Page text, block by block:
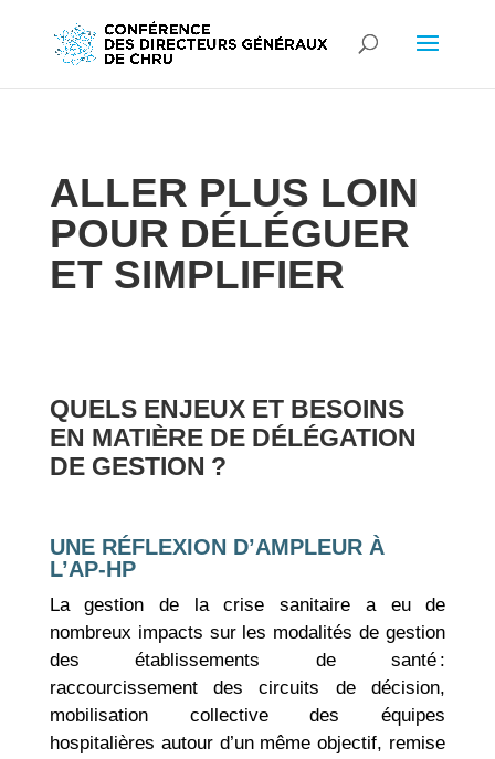
ALLER PLUS LOIN
POUR DÉLÉGUER
ET SIMPLIFIER
QUELS ENJEUX ET BESOINS
EN MATIÈRE DE DÉLÉGATION
DE GESTION ?
UNE RÉFLEXION D’AMPLEUR À
L’AP-HP
La gestion de la crise sanitaire a eu de
nombreux impacts sur les modalités de gestion
des établissements de santé :
raccourcissement des circuits de décision,
mobilisation collective des équipes
hospitalières autour d’un même objectif, remise